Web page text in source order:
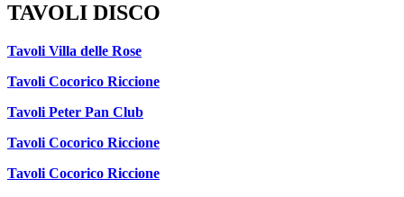
TAVOLI DISCO
Tavoli Villa delle Rose
Tavoli Cocorico Riccione
Tavoli Peter Pan Club
Tavoli Cocorico Riccione
Tavoli Cocorico Riccione